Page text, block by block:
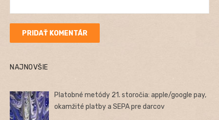
NAJNOVŠIE
Platobné metódy 21. storočia: apple/google pay,
okamžité platby a SEPA pre darcov